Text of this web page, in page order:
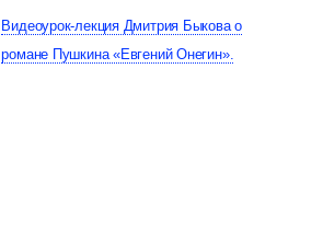
Видеоурок-лекция Дмитрия Быкова о
романе Пушкина «Евгений Онегин».